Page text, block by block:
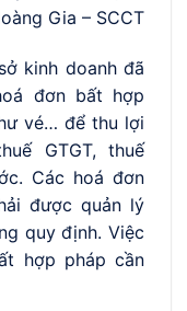
Gia – SCCT
kinh doanh đã
đơn bất hợp
vé… để thu lợi
GTGT, thuế
Các hoá đơn
được quản lý
quy định. Việc
hợp pháp cần